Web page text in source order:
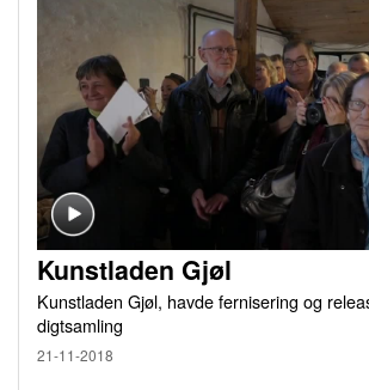
Kunstladen Gjøl
Kunstladen Gjøl, havde fernisering og
digtsamling
21-11-2018